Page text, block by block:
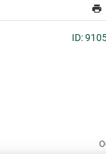
ID: